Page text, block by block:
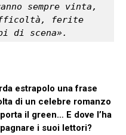
sempre vinta,
ferite
di scena».
estrapolo una frase
di un celebre romanzo
il green… E dove l’ha
i suoi lettori?